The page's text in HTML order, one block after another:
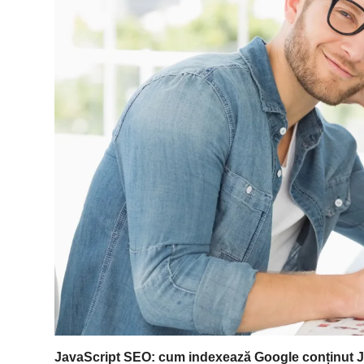
JavaScript SEO: cum indexează Google conținut